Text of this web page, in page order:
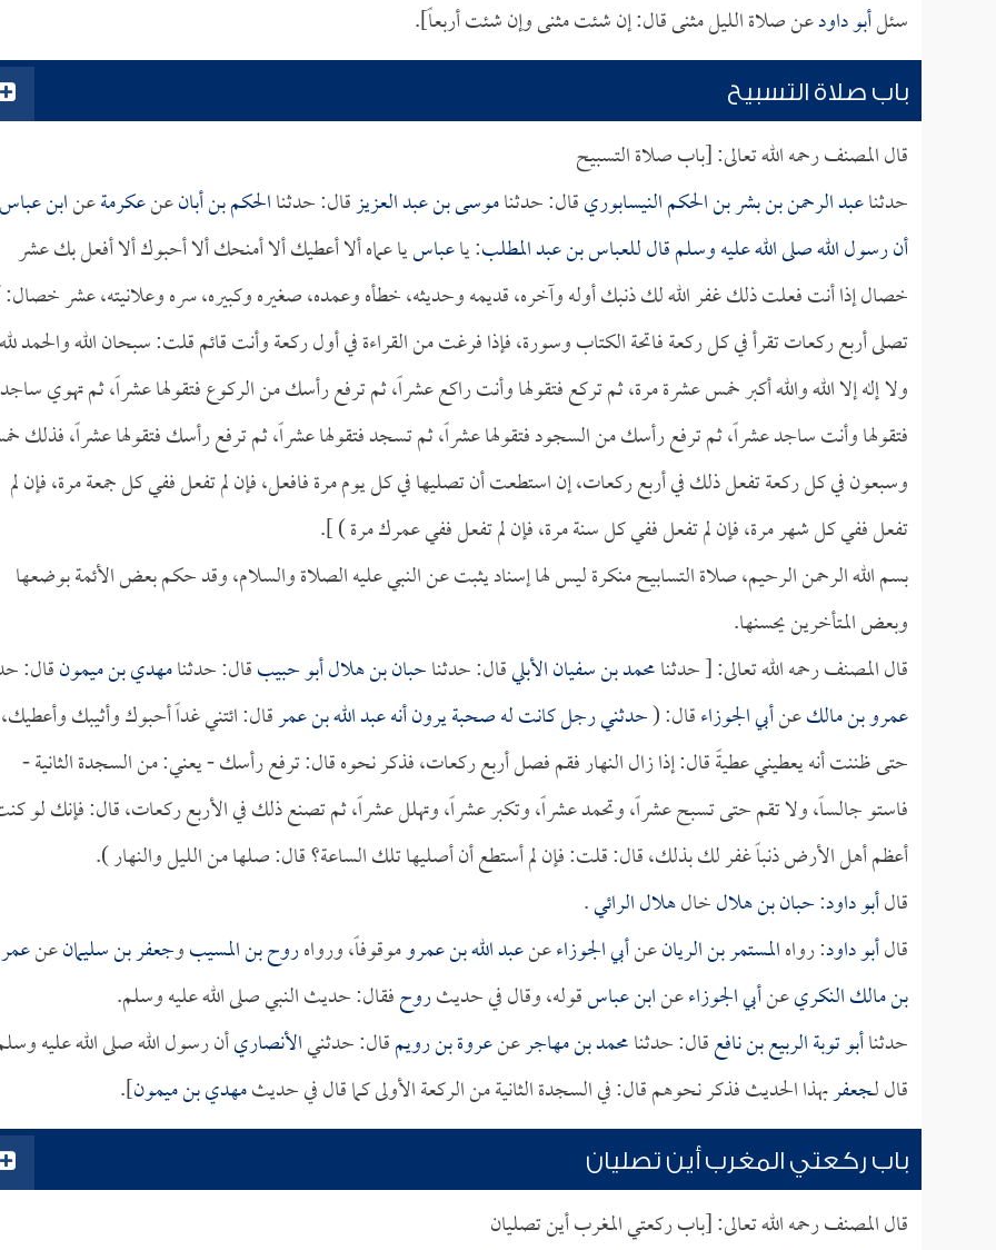
سئلأبو داودعن صلاة الليل مثنى قال: إن شئت مثنى وإن شئت أربعاً].
باب صلاة التسبيح
قال المصنف رحمه الله تعالى: [باب صلاة التسبيح
حدثناعبد الرحمن بن بشر بن الحكم النيسابوريقال: حدثناموسى بن عبد العزيزقال: حدثناالحكم بن أبانعنعكرمةعنابن
أن رسول الله صلى الله عليه وسلم قالللعباس بن عبد المطلب: ياعباسيا عماه ألا أعطيك ألا أمنحك ألا أحبوك ألا أفعل بك عشر
خصال إذا أنت فعلت ذلك غفر الله لك ذنبك أوله وآخره، قديمه وحديثه، خطأه وعمده، صغيره وكبيره، سره وعلانيته، عشر
تصلى أربع ركعات تقرأ في كل ركعة فاتحة الكتاب وسورة، فإذا فرغت من القراءة في أول ركعة وأنت قائم قلت: سبحان الله والحمد
ولا إله إلا الله والله أكبر خمس عشرة مرة، ثم تركع فتقولها وأنت راكع عشراً، ثم ترفع رأسك من الركوع فتقولها عشراً، ثم تهوي
فتقولها وأنت ساجد عشراً، ثم ترفع رأسك من السجود فتقولها عشراً، ثم تسجد فتقولها عشراً، ثم ترفع رأسك فتقولها عشراً، فذلك
وسبعون في كل ركعة تفعل ذلك في أربع ركعات، إن استطعت أن تصليها في كل يوم مرة فافعل، فإن لم تفعل ففي كل جمعة مرة، فإن لم
تفعل ففي كل شهر مرة، فإن لم تفعل ففي كل سنة مرة، فإن لم تفعل ففي عمرك مرة ) ].
بسم الله الرحمن الرحيم، صلاة التسابيح منكرة ليس لها إسناد يثبت عن النبي عليه الصلاة والسلام، وقد حكم بعض الأئمة بوضعها
وبعض المتأخرين يحسنها.
قال المصنف رحمه الله تعالى: [ حدثنامحمد بن سفيان الأبليقال: حدثناحبان بن هلال أبو حبيبقال: حدثنامهدي بن ميمونقال:
عمرو بن مالكعنأبي الجوزاءقال: (حدثني رجل كانت له صحبة يرون أنهعبد الله بن عمرقال: ائتني غداً أحبوك وأثيبك وأعطيك،
حتى ظننت أنه يعطيني عطيةً قال: إذا زال النهار فقم فصل أربع ركعات، فذكر نحوه قال: ترفع رأسك - يعني: من السجدة الثانية -
فاستو جالساً، ولا تقم حتى تسبح عشراً، وتحمد عشراً، وتكبر عشراً، وتهلل عشراً، ثم تصنع ذلك في الأربع ركعات، قال: فإنك لو
أعظم أهل الأرض ذنباً غفر لك بذلك، قال: قلت: فإن لم أستطع أن أصليها تلك الساعة؟ قال: صلها من الليل والنهار ).
قالأبو داود:حبان بن هلالخالهلال الرائي.
قالأبو داود: رواهالمستمر بن الريانعنأبي الجوزاءعنعبد الله بن عمروموقوفاً، ورواهروح بن المسيبوجعفر بن سليمانعن
بن مالك النكريعنأبي الجوزاءعنابن عباسقوله، وقال في حديثروحفقال: حديث النبي صلى الله عليه وسلم.
حدثناأبو توبة الربيع بن نافعقال: حدثنامحمد بن مهاجرعنعروة بن رويمقال: حدثنيالأنصاريأن رسول الله صلى الله عليه
قال لـجعفربهذا الحديث فذكر نحوهم قال: في السجدة الثانية من الركعة الأولى كما قال في حديثمهدي بن ميمون].
باب ركعتي المغرب أين تصليان
قال المصنف رحمه الله تعالى: [باب ركعتي المغرب أين تصليان